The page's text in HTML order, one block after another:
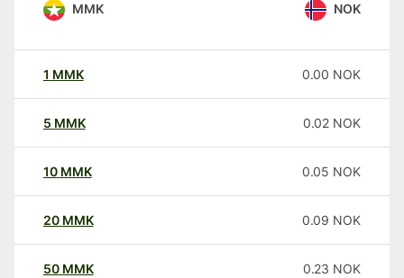
MMK NOK
1 MMK 0.00 NOK
5 MMK 0.02 NOK
10 MMK 0.05 NOK
20 MMK 0.09 NOK
50 MMK 0.23 NOK